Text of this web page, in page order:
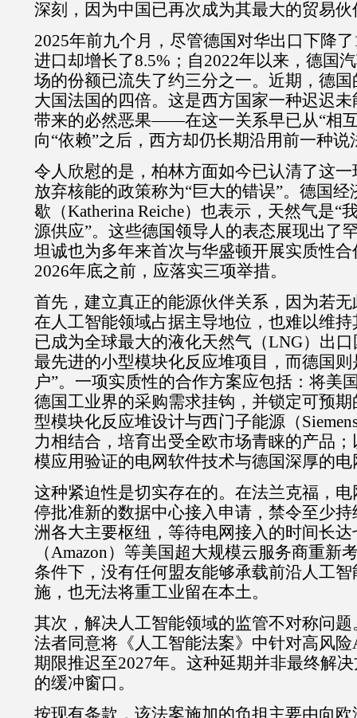
深刻，因为中国已再次成为其最大的贸易伙
2025年前九个月，尽管德国对华出口下降了
进口却增长了8.5% ；自2022年以来，德国
场的份额已流失了约三分之一。近期，德
大国法国的四倍。这是西方国家一种迟迟
带来的必然恶果——在这一关系早已从“相
向“依赖”之后，西方却仍长期沿用前一种说
令人欣慰的是，柏林方面如今已认清了这
放弃核能的政策称为“巨大的错误”。德国经
歇（Katherina Reiche）也表示，天然气是“
源供应”。这些德国领导人的表态展现出了
坦诚也为多年来首次与华盛顿开展实质性
2026年底之前，应落实三项举措。
首先，建立真正的能源伙伴关系，因为若
在人工智能领域占据主导地位，也难以维
已成为全球最大的液化天然气（LNG）出
最先进的小型模块化反应堆项目，而德国则
户”。一项实质性的合作方案应包括：将美
德国工业界的采购需求挂钩，并锁定可预
型模块化反应堆设计与西门子能源（
力相结合，培育出受全欧市场青睐的产品
模应用验证的电网软件技术与德国深厚的
这种紧迫性是切实存在的。在法兰克福，
停批准新的数据中心接入申请，禁令至少持
洲各大主要枢纽，等待电网接入的时间长
（Amazon）等美国超大规模云服务商重新
条件下，没有任何盟友能够承载前沿人工
施，也无法将重工业留在本土。
其次，解决人工智能领域的监管不对称问题
法者同意将《人工智能法案》中针对高风险
期限推迟至2027年。这种延期并非最终解
的缓冲窗口。
按现有条款，该法案施加的负担主要由向